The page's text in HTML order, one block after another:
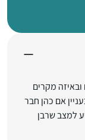
ובאיזה מקרים
אם כהן חבר
למצב שרבן